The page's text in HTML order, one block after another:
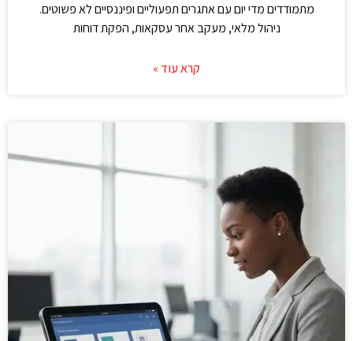
מתמודדים מדי יום עם אתגרים תפעוליים ופיננסיים לא פשוטים.
ניהול מלאי, מעקב אחר עסקאות, הפקת דוחות
קרא עוד »